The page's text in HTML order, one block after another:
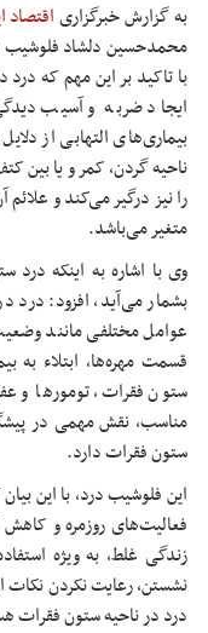
به گزارش خبرگزاریاقتصاد
محمدحسین دلشاد فلوشیب
با تاکید بر این مهم که
ایجاد ضربه و آسیب
بیماری‌های التهابی از
ناحیه گردن، کمر و یا
را نیز درگیر می‌کند و
متغیر می‌باشد.
وی با اشاره به اینکه
بشمار می‌آید، افزود: درد
عوامل مختلفی مانند
قسمت مهره‌ها، ابتلاء به
ستون فقرات، تومورها و
مناسب، نقش مهمی در
ستون فقرات دارد.
اینفلوشیبدرد، با این
فعالیت‌های روزمره و
زندگی غلط، به ویژه
نشستن، رعایت نکردن نکات
درد در ناحیه ستون فقرات